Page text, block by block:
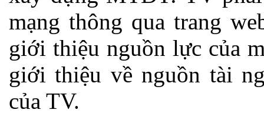
mạng thông qua trang
giới thiệu nguồn lực của
giới thiệu về nguồn tài
của TV.